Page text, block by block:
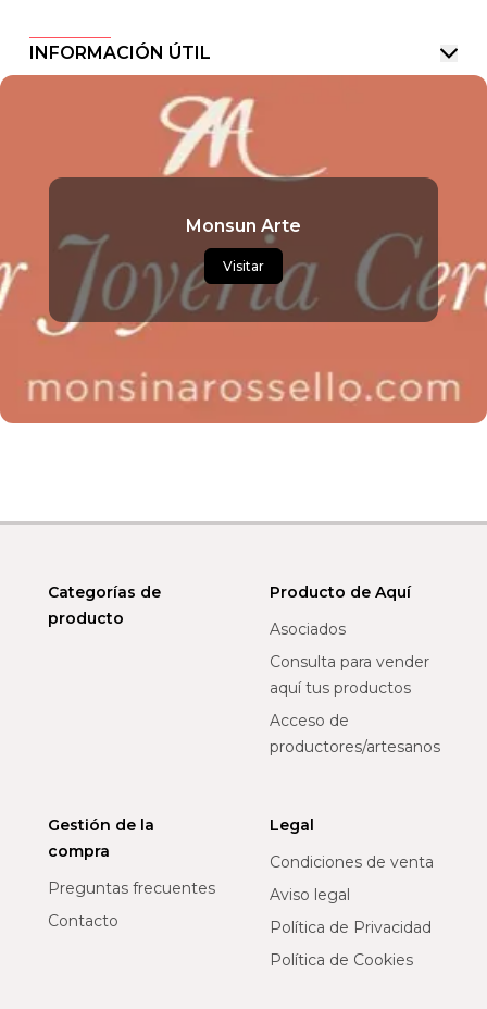
INFORMACIÓN ÚTIL
Monsun Arte
Visitar
Categorías de
producto
Producto de Aquí
Asociados
Consulta para vender
aquí tus productos
Acceso de
productores/artesanos
Gestión de la
compra
Preguntas frecuentes
Contacto
Legal
Condiciones de venta
Aviso legal
Política de Privacidad
Política de Cookies